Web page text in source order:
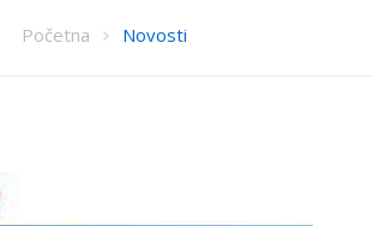
Početna Novosti